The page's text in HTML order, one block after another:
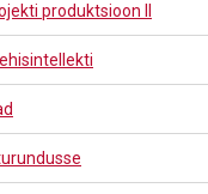
produktsioon II